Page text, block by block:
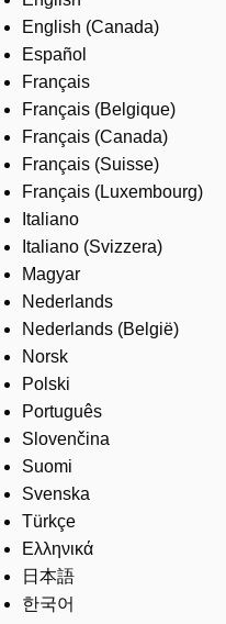
English (Canada)
Español
Français
Français (Belgique)
Français (Canada)
Français (Suisse)
Français (Luxembourg)
Italiano
Italiano (Svizzera)
Magyar
Nederlands
Nederlands (België)
Norsk
Polski
Português
Slovenčina
Suomi
Svenska
Türkçe
Ελληνικά
日本語
한국어